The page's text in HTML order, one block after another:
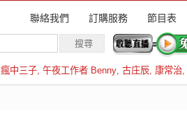
聯絡我們 訂購服務 節目表
瘋中三子, 午夜工作者 Benny, 古庄辰, 康常治,